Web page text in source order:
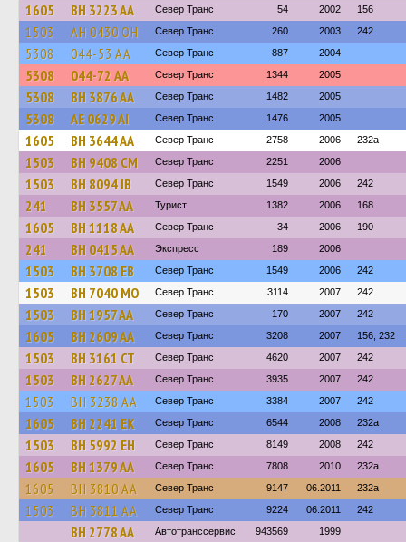
1605 BH 3223 AA Север Транс 54 2002 156
1503 AH 0430 OH Север Транс 260 2003 242
5308 044-53 АА Север Транс 887 2004
5308 044-72 АА Север Транс 1344 2005
5308 BH 3876 AA Север Транс 1482 2005
5308 AE 0629 AI Север Транс 1476 2005
1605 BH 3644 AA Север Транс 2758 2006 232а
1503 BH 9408 CM Север Транс 2251 2006
1503 BH 8094 IB Север Транс 1549 2006 242
241 BH 3557 AA Турист 1382 2006 168
1605 BH 1118 AA Север Транс 34 2006 190
241 BH 0415 AA Экспресс 189 2006
1503 BH 3708 EB Север Транс 1549 2006 242
1503 BH 7040 MO Север Транс 3114 2007 242
1503 BH 1957 AA Север Транс 170 2007 242
1605 BH 2609 AA Север Транс 3208 2007 156, 232
1503 BH 3161 CT Север Транс 4620 2007 242
1503 BH 2627 AA Север Транс 3935 2007 242
1503 BH 3238 AA Север Транс 3384 2007 242
1605 BH 2241 EK Север Транс 6544 2008 232а
1503 BH 5992 EH Север Транс 8149 2008 242
1605 BH 1379 AA Север Транс 7808 2010 232а
1605 BH 3810 AA Север Транс 9147 06.2011 232а
1503 BH 3811 AA Север Транс 9224 06.2011 242
BH 2778 AA Автотранссервис 943569 1999